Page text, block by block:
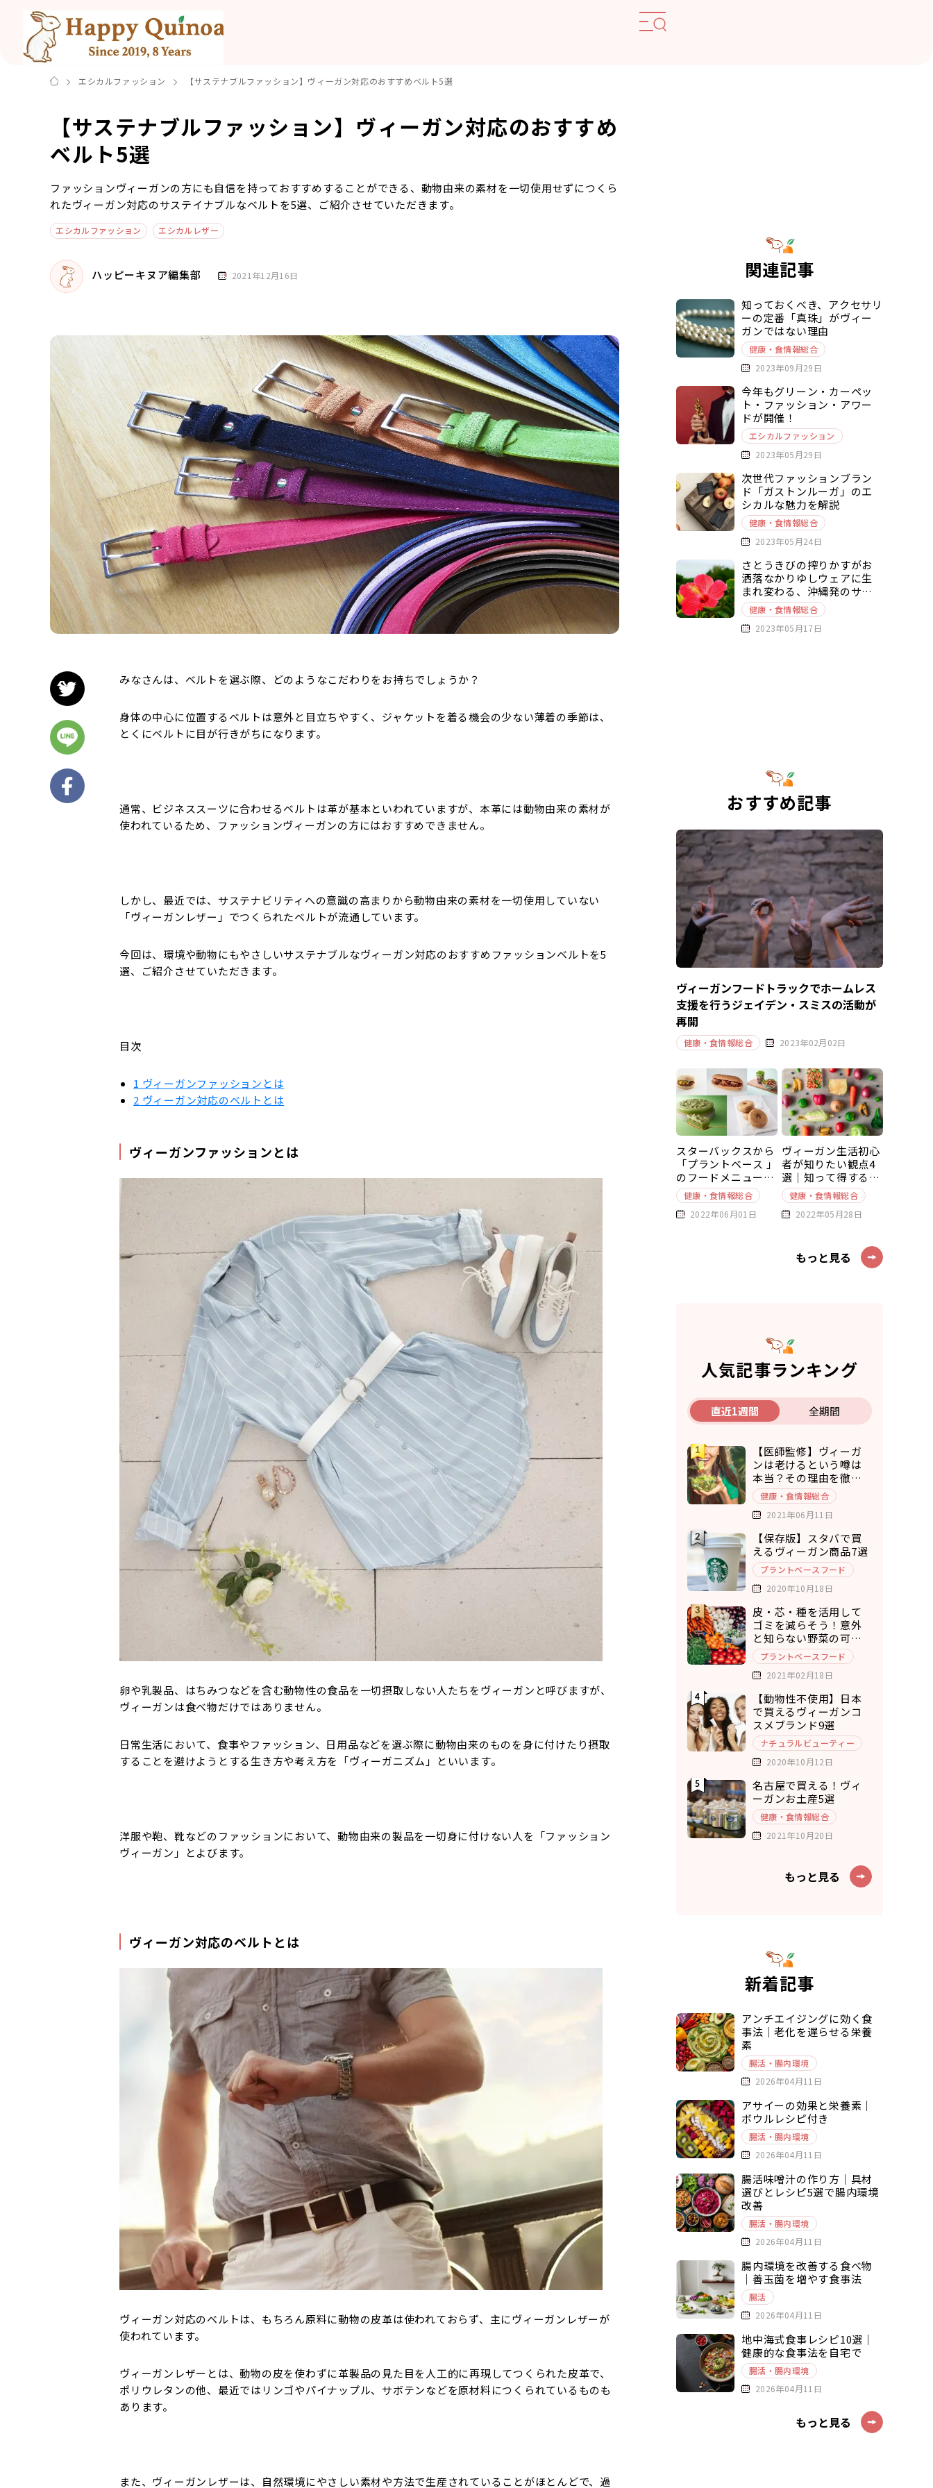
エシカルファッション 【サステナブルファッション】ヴィーガン対応のおすすめベルト5選
【サステナブルファッション】ヴィーガン対応のおすすめ
ベルト5選
ファッションヴィーガンの方にも自信を持っておすすめすることができる、動物由来の素材を一切使用せずにつくら
れたヴィーガン対応のサステイナブルなベルトを5選、ご紹介させていただきます。
エシカルファッション エシカルレザー
ハッピーキヌア編集部 2021年12月16日
みなさんは、ベルトを選ぶ際、どのようなこだわりをお持ちでしょうか？
身体の中心に位置するベルトは意外と目立ちやすく、ジャケットを着る機会の少ない薄着の季節は、
とくにベルトに目が行きがちになります。
通常、ビジネススーツに合わせるベルトは革が基本といわれていますが、本革には動物由来の素材が
使われているため、ファッションヴィーガンの方にはおすすめできません。
しかし、最近では、サステナビリティへの意識の高まりから動物由来の素材を一切使用していない
「ヴィーガンレザー」でつくられたベルトが流通しています。
今回は、環境や動物にもやさしいサステナブルなヴィーガン対応のおすすめファッションベルトを5
選、ご紹介させていただきます。
目次
1 ヴィーガンファッションとは
2 ヴィーガン対応のベルトとは
ヴィーガンファッションとは
卵や乳製品、はちみつなどを含む動物性の食品を一切摂取しない人たちをヴィーガンと呼びますが、
ヴィーガンは食べ物だけではありません。
日常生活において、食事やファッション、日用品などを選ぶ際に動物由来のものを身に付けたり摂取
することを避けようとする生き方や考え方を「ヴィーガニズム」といいます。
洋服や鞄、靴などのファッションにおいて、動物由来の製品を一切身に付けない人を「ファッション
ヴィーガン」とよびます。
ヴィーガン対応のベルトとは
ヴィーガン対応のベルトは、もちろん原料に動物の皮革は使われておらず、主にヴィーガンレザーが
使われています。
ヴィーガンレザーとは、動物の皮を使わずに革製品の見た目を人工的に再現してつくられた皮革で、
ポリウレタンの他、最近ではリンゴやパイナップル、サボテンなどを原材料につくられているものも
あります。
また、ヴィーガンレザーは、自然環境にやさしい素材や方法で生産されていることがほとんどで、過
関連記事
知っておくべき、アクセサリ
ーの定番「真珠」がヴィー
ガンではない理由
健康・食情報総合
2023年09月29日
今年もグリーン・カーペッ
ト・ファッション・アワー
ドが開催！
エシカルファッション
2023年05月29日
次世代ファッションブラン
ド「ガストンルーガ」のエ
シカルな魅力を解説
健康・食情報総合
2023年05月24日
さとうきびの搾りかすがお
洒落なかりゆしウェアに生
まれ変わる、沖縄発のサー
キュラーエコノミー「バガ
スアップサイクル」をご紹
介
健康・食情報総合
2023年05月17日
おすすめ記事
ヴィーガンフードトラックでホームレス
支援を行うジェイデン・スミスの活動が
再開
健康・食情報総合 2023年02月02日
スターバックスから
「プラントベース 」
のフードメニューが
新発売
健康・食情報総合
2022年06月01日
ヴィーガン生活初心
者が知りたい観点4
選｜知って得する豆
知識～基本編～
健康・食情報総合
2022年05月28日
もっと見る
人気記事ランキング
直近1週間 全期間
【医師監修】ヴィーガ
ンは老けるという噂は
本当？その理由を徹底
考察
健康・食情報総合
2021年06月11日
【保存版】スタバで買
えるヴィーガン商品7選
プラントベースフード
2020年10月18日
皮・芯・種を活用して
ゴミを減らそう！意外
と知らない野菜の可食
部12選
プラントベースフード
2021年02月18日
【動物性不使用】日本
で買えるヴィーガンコ
スメブランド9選
ナチュラルビューティー
2020年10月12日
名古屋で買える！ヴィ
ーガンお土産5選
健康・食情報総合
2021年10月20日
もっと見る
新着記事
アンチエイジングに効く食
事法｜老化を遅らせる栄養
素
腸活・腸内環境
2026年04月11日
アサイーの効果と栄養素｜
ボウルレシピ付き
腸活・腸内環境
2026年04月11日
腸活味噌汁の作り方｜具材
選びとレシピ5選で腸内環境
改善
腸活・腸内環境
2026年04月11日
腸内環境を改善する食べ物
｜善玉菌を増やす食事法
腸活
2026年04月11日
地中海式食事レシピ10選｜
健康的な食事法を自宅で
腸活・腸内環境
2026年04月11日
もっと見る